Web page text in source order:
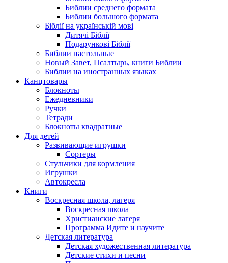
Библии среднего формата
Библии большого формата
Біблії на українській мові
Дитячі Біблії
Подарункові Біблії
Библии настольные
Новый Завет, Псалтырь, книги Библии
Библии на иностранных языках
Канцтовары
Блокноты
Ежедневники
Ручки
Тетради
Блокноты квадратные
Для детей
Развивающие игрушки
Сортеры
Стульчики для кормления
Игрушки
Автокресла
Книги
Воскресная школа, лагеря
Воскресная школа
Христианские лагеря
Программа Идите и научите
Детская литература
Детская художественная литература
Детские стихи и песни